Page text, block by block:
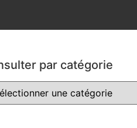
par catégorie